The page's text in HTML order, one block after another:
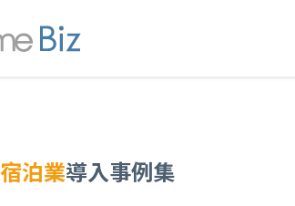
宿泊業導入事例集